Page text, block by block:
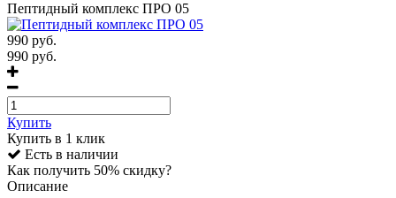
Пептидный комплекс ПРО 05
990 руб.
990 руб.
Купить
Купить в 1 клик
Есть в наличии
Как получить 50% скидку?
Описание